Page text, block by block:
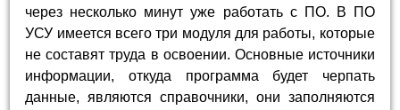
через несколько минут уже работать с ПО. В ПО
УСУ имеется всего три модуля для работы, которые
не составят труда в освоении. Основные источники
информации, откуда программа будет черпать
данные, являются справочники, они заполняются